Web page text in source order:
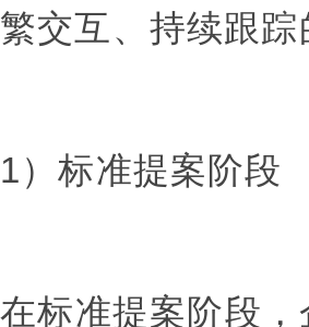
繁交互、持续跟
1）标准提案阶段
在标准提案阶段